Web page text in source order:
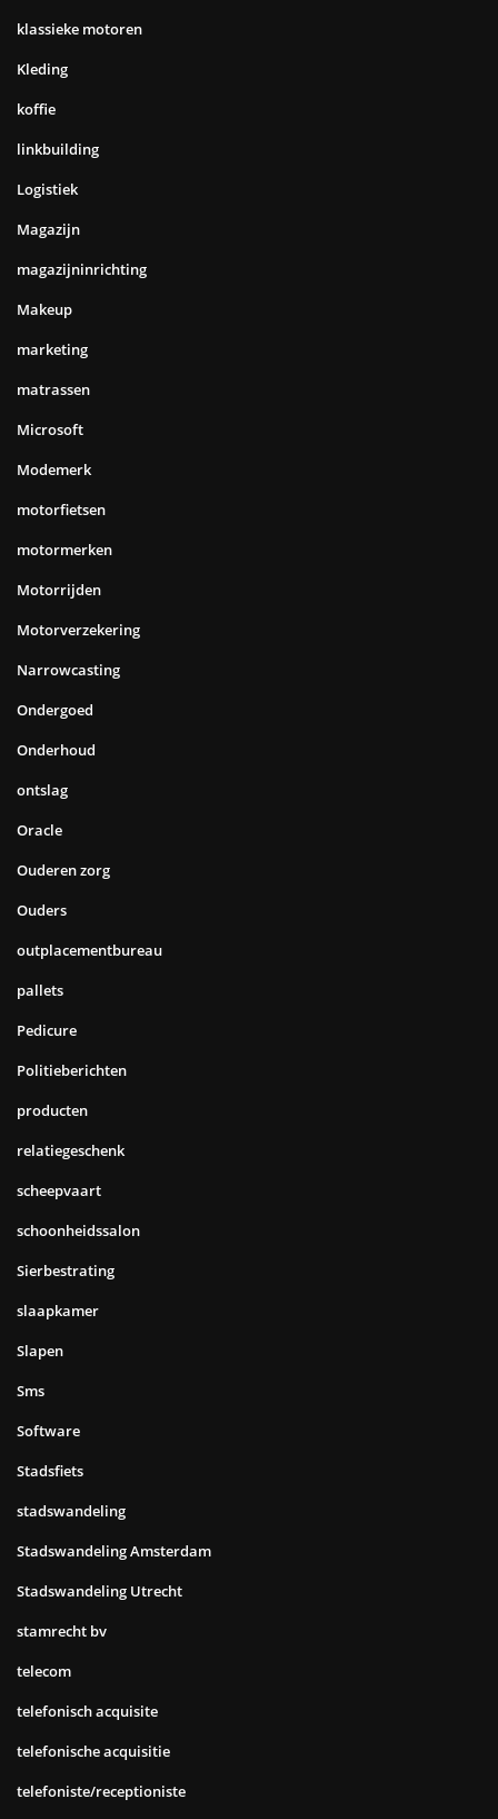
klassieke motoren
Kleding
koffie
linkbuilding
Logistiek
Magazijn
magazijninrichting
Makeup
marketing
matrassen
Microsoft
Modemerk
motorfietsen
motormerken
Motorrijden
Motorverzekering
Narrowcasting
Ondergoed
Onderhoud
ontslag
Oracle
Ouderen zorg
Ouders
outplacementbureau
pallets
Pedicure
Politieberichten
producten
relatiegeschenk
scheepvaart
schoonheidssalon
Sierbestrating
slaapkamer
Slapen
Sms
Software
Stadsfiets
stadswandeling
Stadswandeling Amsterdam
Stadswandeling Utrecht
stamrecht bv
telecom
telefonisch acquisite
telefonische acquisitie
telefoniste/receptioniste